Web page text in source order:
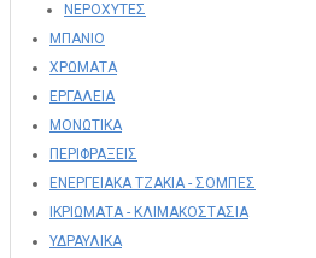
ΝΕΡΟΧΥΤΕΣ
ΜΠΑΝΙΟ
ΧΡΩΜΑΤΑ
ΕΡΓΑΛΕΙΑ
ΜΟΝΩΤΙΚΑ
ΠΕΡΙΦΡΑΞΕΙΣ
ΕΝΕΡΓΕΙΑΚΑ ΤΖΑΚΙΑ - ΣΟΜΠΕΣ
ΙΚΡΙΩΜΑΤΑ - ΚΛΙΜΑΚΟΣΤΑΣΙΑ
ΥΔΡΑΥΛΙΚΑ